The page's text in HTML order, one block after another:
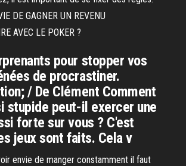
DE GAGNER UN REVENU
AVEC LE POKER ?
pour stopper vos
de procrastiner.
/ De Clément Comment
stupide peut-il exercer une
forte sur vous ? C'est
jeux sont faits. Cela v
envie de manger constamment il faut